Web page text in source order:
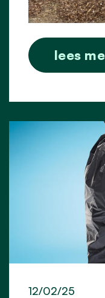
lees
12/02/25